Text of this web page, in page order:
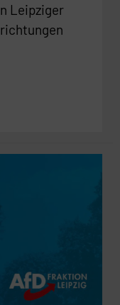
Leipziger